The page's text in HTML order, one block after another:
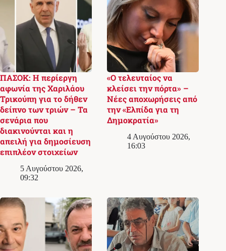
ΠΑΣΟΚ: Η περίεργη
αφωνία της Χαριλάου
Τρικούπη για το δήθεν
δείπνο των τριών – Τα
σενάρια που
διακινούνται και η
απειλή για δημοσίευση
επιπλέον στοιχείων
5 Αυγούστου 2026,
09:32
«Ο τελευταίος να
κλείσει την πόρτα» –
Νέες αποχωρήσεις από
την «Ελπίδα για τη
Δημοκρατία»
4 Αυγούστου 2026,
16:03